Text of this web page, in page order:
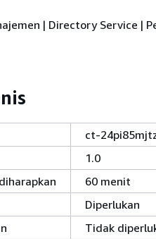
| Directory Service |
ct-
1.0
60 menit
Diperlukan
Tidak